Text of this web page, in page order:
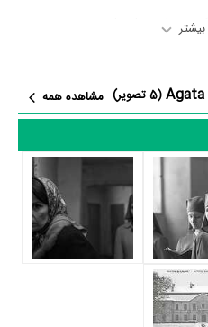
شاید یکی از مهم‌ترین بخش‌های بیوگرافی Agata Trzebuchowska
خودش را میان مخاطبان سینما
فیلم Ida
تجربه بازیگری
بازیگرانی نظیر
Kuleszaو
Adam Szyszkowski
در بیوگرافی Agata Trzebuchowska آثار مهمی وجود دارد. اگر
(5 تصویر)
مشاهده همه